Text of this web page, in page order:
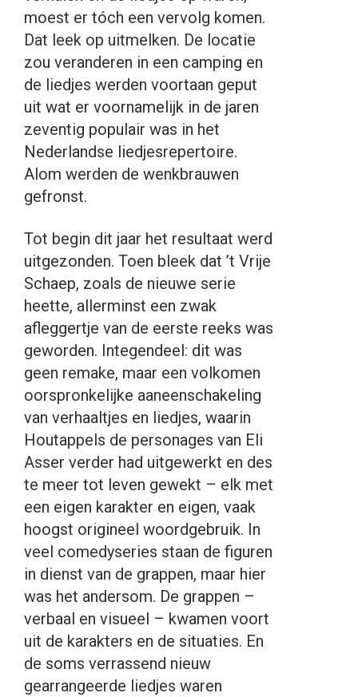
moest er tóch een vervolg komen.
Dat leek op uitmelken. De locatie
zou veranderen in een camping en
de liedjes werden voortaan geput
uit wat er voornamelijk in de jaren
zeventig populair was in het
Nederlandse liedjesrepertoire.
Alom werden de wenkbrauwen
gefronst.
Tot begin dit jaar het resultaat werd
uitgezonden. Toen bleek dat ’t Vrije
Schaep, zoals de nieuwe serie
heette, allerminst een zwak
afleggertje van de eerste reeks was
geworden. Integendeel: dit was
geen remake, maar een volkomen
oorspronkelijke aaneenschakeling
van verhaaltjes en liedjes, waarin
Houtappels de personages van Eli
Asser verder had uitgewerkt en des
te meer tot leven gewekt – elk met
een eigen karakter en eigen, vaak
hoogst origineel woordgebruik. In
veel comedyseries staan de figuren
in dienst van de grappen, maar hier
was het andersom. De grappen –
verbaal en visueel – kwamen voort
uit de karakters en de situaties. En
de soms verrassend nieuw
gearrangeerde liedjes waren